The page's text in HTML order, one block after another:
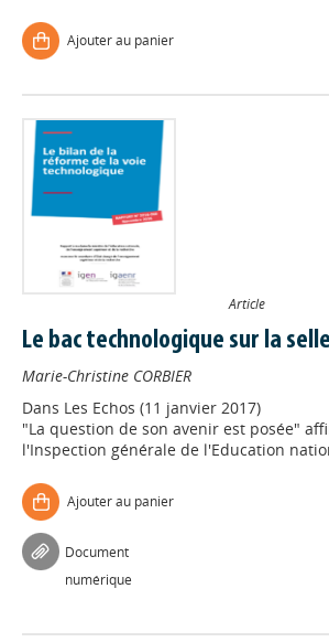
Ajouter au panier
Article
Le bac technologique sur la
Marie-Christine CORBIER
Dans Les Echos (11 janvier 2017)
"La question de son avenir est posée"
l'Inspection générale de l'Education
Ajouter au panier
Document
numérique